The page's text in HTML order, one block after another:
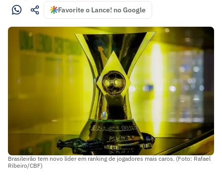
Favorite o Lance! no Google
Brasileirão tem novo líder em ranking de jogadores mais caros. (Foto: Rafael
Ribeiro/CBF)